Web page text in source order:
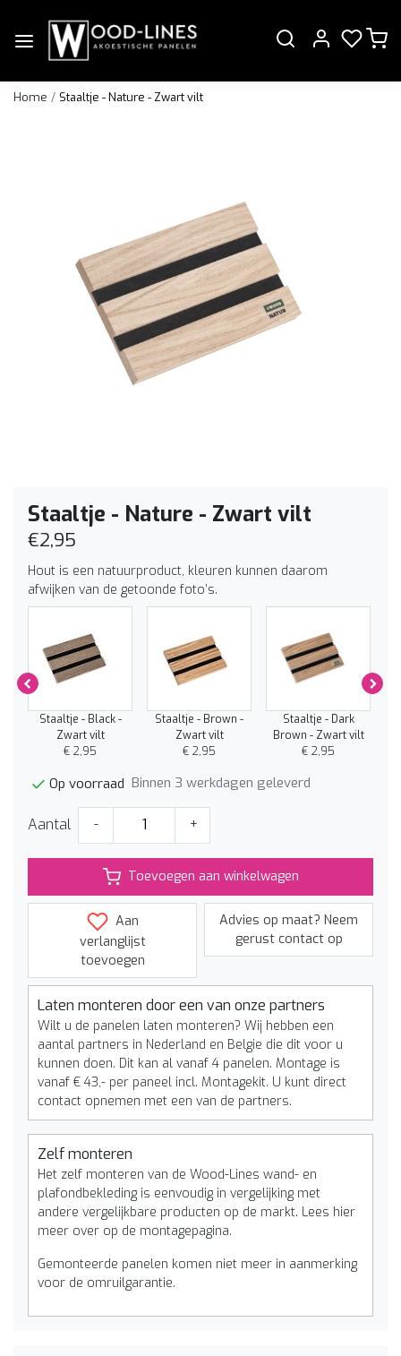
Home Staaltje - Nature - Zwart vilt
Staaltje - Nature - Zwart vilt
€2,95
Hout is een natuurproduct, kleuren kunnen daarom
afwijken van de getoonde foto’s.
Staaltje - Black -
Zwart vilt
€ 2,95
Staaltje - Brown -
Zwart vilt
€ 2,95
Staaltje - Dark
Brown - Zwart vilt
€ 2,95
Op voorraad Binnen 3 werkdagen geleverd
Aantal - +
Toevoegen aan winkelwagen
Aan
verlanglijst
toevoegen
Advies op maat? Neem
gerust contact op
Laten monteren door een van onze partners
Wilt u de panelen laten monteren? Wij hebben een
aantal partners in Nederland en Belgie die dit voor u
kunnen doen. Dit kan al vanaf 4 panelen. Montage is
vanaf € 43,- per paneel incl. Montagekit. U kunt direct
contact opnemen met een van de partners.
Zelf monteren
Het zelf monteren van de Wood-Lines wand- en
plafondbekleding is eenvoudig in vergelijking met
andere vergelijkbare producten op de markt. Lees hier
meer over op de montagepagina.
Gemonteerde panelen komen niet meer in aanmerking
voor de omruilgarantie.